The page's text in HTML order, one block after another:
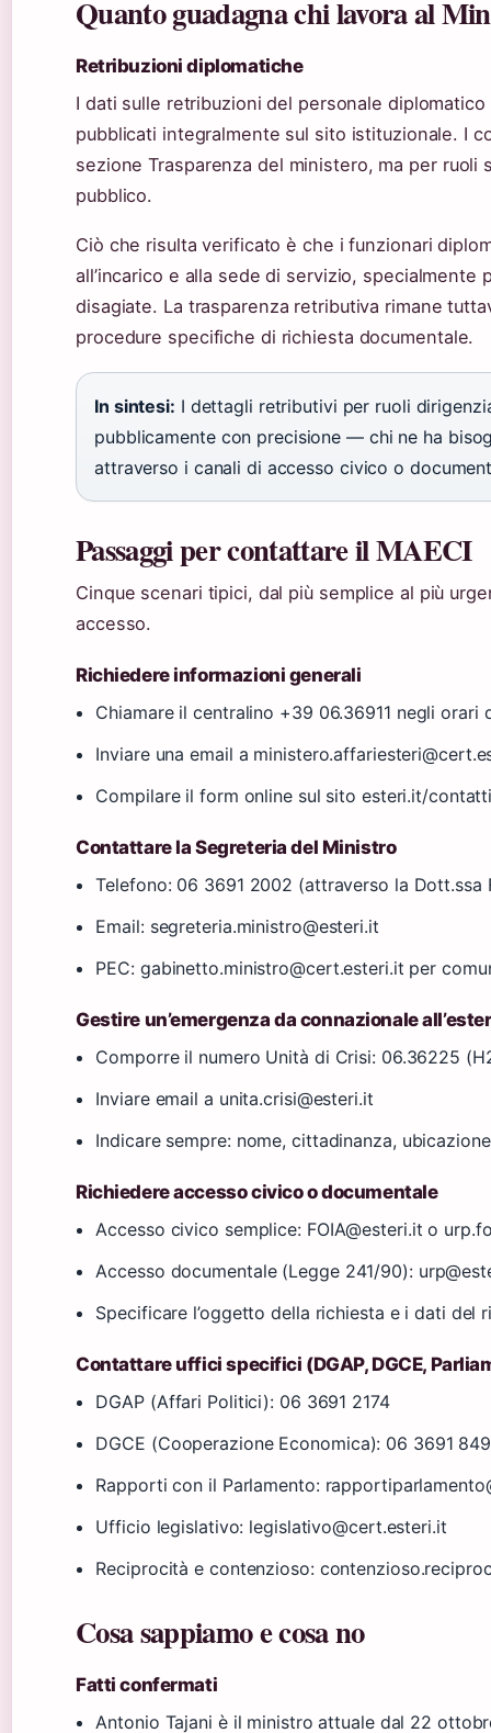
Quanto guadagna chi lavora al
Retribuzioni diplomatiche
I dati sulle retribuzioni del personale
pubblicati integralmente sul sito istituzionale. I
sezione Trasparenza del ministero, ma per
pubblico.
Ciò che risulta verificato è che i funzionari
all’incarico e alla sede di servizio, specialmente
disagiate. La trasparenza retributiva rimane
procedure specifiche di richiesta documentale.
In sintesi: I dettagli retributivi per ruoli
pubblicamente con precisione — chi ne ha
attraverso i canali di accesso civico o
Passaggi per contattare il MAECI
Cinque scenari tipici, dal più semplice al più
accesso.
Richiedere informazioni generali
Chiamare il centralino +39 06.36911 negli orari
Inviare una email a
Compilare il form online sul sito esteri.it/
Contattare la Segreteria del Ministro
Telefono: 06 3691 2002 (attraverso la Dott.ssa
Email: segreteria.ministro@esteri.it
PEC: gabinetto.ministro@cert.esteri.it per
Gestire un’emergenza da connazionale
Comporre il numero Unità di Crisi: 06.36225
Inviare email a unita.crisi@esteri.it
Indicare sempre: nome, cittadinanza,
Richiedere accesso civico o documentale
Accesso civico semplice: FOIA@esteri.it o
Accesso documentale (Legge 241/90):
Specificare l’oggetto della richiesta e i dati del
Contattare uffici specifici (DGAP, DGCE,
DGAP (Affari Politici): 06 3691 2174
DGCE (Cooperazione Economica): 06 3691
Rapporti con il Parlamento:
Ufficio legislativo: legislativo@cert.esteri.it
Reciprocità e contenzioso:
Cosa sappiamo e cosa no
Fatti confermati
Antonio Tajani è il ministro attuale dal 22